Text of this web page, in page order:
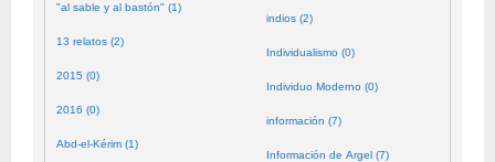
"al sable y al bastón" (1)
13 relatos (2)
2015 (0)
2016 (0)
Abd-el-Kérim (1)
indios (2)
Individualismo (0)
Individuo Moderno (0)
información (7)
Información de Argel (7)